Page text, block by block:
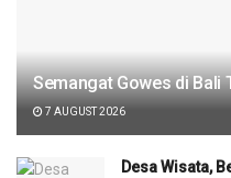
Semangat Gowes di Bali
7 AUGUST 2026
Desa Wisata,